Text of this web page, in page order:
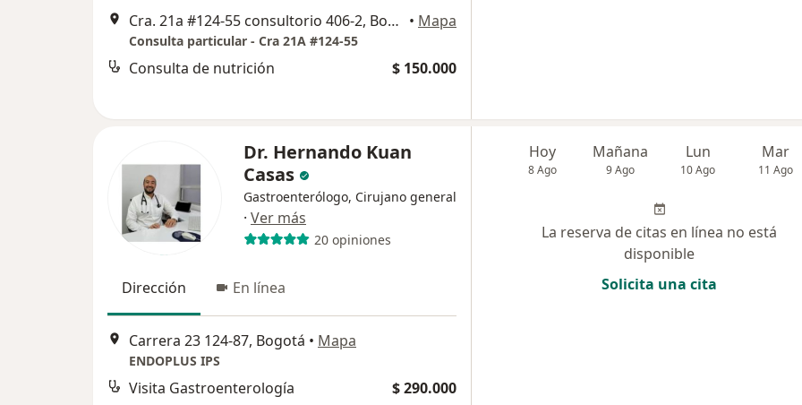
Cra. 21a #124-55 consultorio 406-2, Bogotá • Mapa
Consulta particular - Cra 21A #124-55
Consulta de nutrición $ 150.000
Dr. Hernando Kuan
Casas
Gastroenterólogo, Cirujano general
· Ver más
20 opiniones
Dirección En línea
Carrera 23 124-87, Bogotá • Mapa
ENDOPLUS IPS
Visita Gastroenterología $ 290.000
Hoy
8 Ago
Mañana
9 Ago
Lun
10 Ago
Mar
11 Ago
La reserva de citas en línea no está
disponible
Solicita una cita